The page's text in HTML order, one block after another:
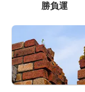
勝負運